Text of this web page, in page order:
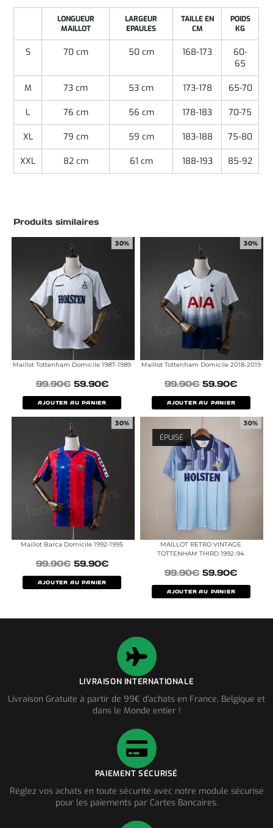
LONGUEUR
MAILLOT
LARGEUR
EPAULES
TAILLE EN
CM
POIDS
KG
S 70 cm 50 cm 168-173
60-
65
M 73 cm 53 cm 173-178 65-70
L 76 cm 56 cm 178-183 70-75
XL 79 cm 59 cm 183-188 75-80
XXL 82 cm 61 cm 188-193 85-92
Produits similaires
30%
Maillot Tottenham Domicile 1987-1989
99.90€ 59.90€
AJOUTER AU PANIER
30%
Maillot Tottenham Domicile 2018-2019
99.90€ 59.90€
AJOUTER AU PANIER
30%
Maillot Barca Domicile 1992-1995
99.90€ 59.90€
AJOUTER AU PANIER
30%
ÉPUISÉ
MAILLOT RETRO VINTAGE
TOTTENHAM THIRD 1992-94
99.90€ 59.90€
AJOUTER AU PANIER
LIVRAISON INTERNATIONALE
Livraison Gratuite à partir de 99€ d'achats en France, Belgique et
dans le Monde entier !
PAIEMENT SÉCURISÉ
Réglez vos achats en toute sécurité avec notre module sécurisé
pour les paiements par Cartes Bancaires.